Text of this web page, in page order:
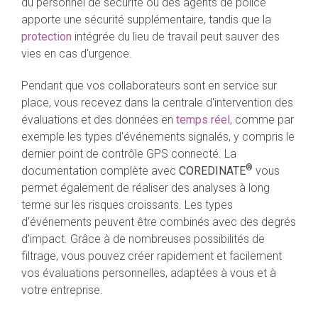
du personnel de sécurité ou des agents de police
apporte une sécurité supplémentaire, tandis que la
protection intégrée du lieu de travail peut sauver des
vies en cas d'urgence.
Pendant que vos collaborateurs sont en service sur
place, vous recevez dans la centrale d'intervention des
évaluations et des données en temps réel , comme par
exemple les types d'événements signalés, y compris le
dernier point de contrôle GPS connecté. La
documentation complète avec COREDINATE® vous
permet également de réaliser des analyses à long
terme sur les risques croissants. Les types
d'événements peuvent être combinés avec des degrés
d'impact. Grâce à de nombreuses possibilités de
filtrage, vous pouvez créer rapidement et facilement
vos évaluations personnelles, adaptées à vous et à
votre entreprise.